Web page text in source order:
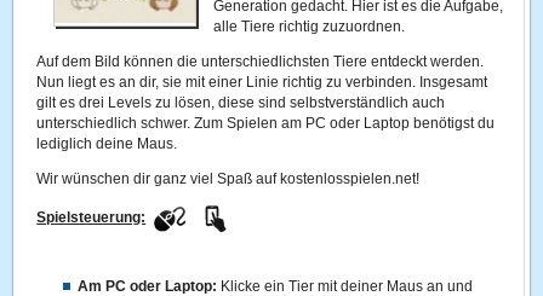
Generation gedacht. Hier ist es die Aufgabe,
alle Tiere richtig zuzuordnen.
Auf dem Bild können die unterschiedlichsten Tiere entdeckt werden.
Nun liegt es an dir, sie mit einer Linie richtig zu verbinden. Insgesamt
gilt es drei Levels zu lösen, diese sind selbstverständlich auch
unterschiedlich schwer. Zum Spielen am PC oder Laptop benötigst du
lediglich deine Maus.
Wir wünschen dir ganz viel Spaß auf kostenlosspielen.net!
Spielsteuerung:
Am PC oder Laptop: Klicke ein Tier mit deiner Maus an und